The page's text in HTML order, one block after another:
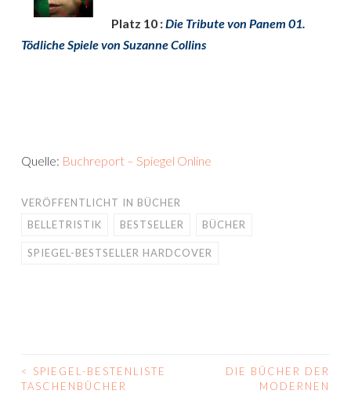
Platz 10 :Die Tribute von Panem 01.
Tödliche Spiele von Suzanne Collins
Quelle: Buchreport – Spiegel Online
VERÖFFENTLICHT IN BÜCHER
BELLETRISTIK
BESTSELLER BÜCHER
SPIEGEL-BESTSELLER HARDCOVER
BEITRAGS-
<
SPIEGEL-BESTENLISTE
TASCHENBÜCHER
DIE BÜCHER DER
MODERNEN